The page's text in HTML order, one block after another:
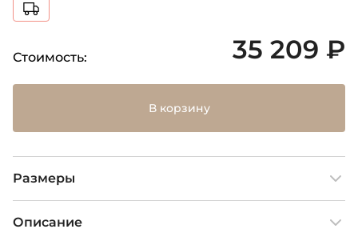
Стоимость: 35 209 ₽
В корзину
Размеры
Описание